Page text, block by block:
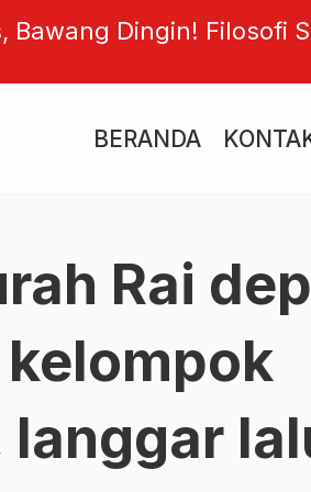
Accessibility
BERANDA
Rai
langgar